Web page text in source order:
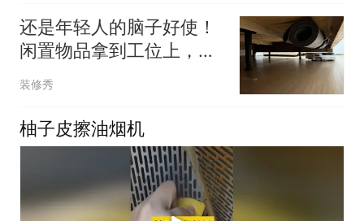
还是年轻人的脑子好使！
闲置物品拿到工位上，反
而比家用更香
装修秀
柚子皮擦油烟机